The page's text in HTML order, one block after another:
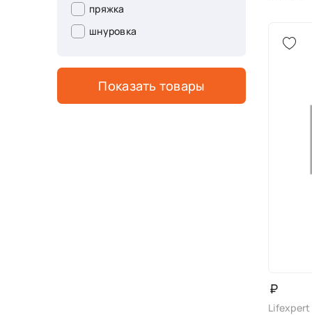
пряжка
шнуровка
Показать товары
₽
Lifexpert